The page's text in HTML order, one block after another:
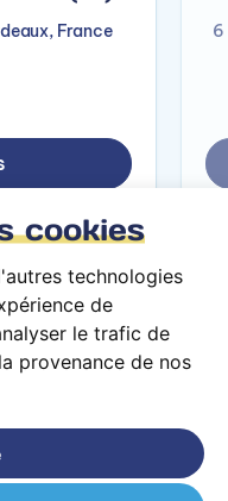
cookies
technologies
de
le trafic de
provenance de nos
France 6
droits réservés